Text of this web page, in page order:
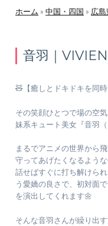
ホーム » 中国・四国 » 広島
音羽｜
🧸【癒しとドキドキを同
その笑顔ひとつで場の空
妹系キュート美女『音羽
まるでアニメの世界から
守ってあげたくなるような
話せばすぐに打ち解けら
う愛嬌の良さで、初対面
を演出してくれます🌼
そんな音羽さんが繰り出